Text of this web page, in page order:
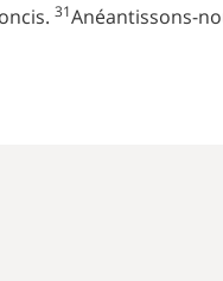
31Anéantissons-